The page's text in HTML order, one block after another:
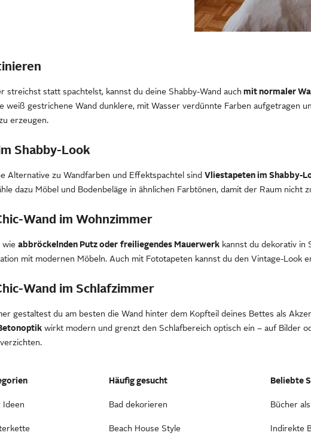
streichst statt spachtelst, kannst du deine Shabby-Wand auch mit normaler
weiß gestrichene Wand dunklere, mit Wasser verdünnte Farben aufgetragen
erzeugen.
Shabby-Look
Alternative zu Wandfarben und Effektspachtel sindVliestapeten im Shabby-
dazu Möbel und Bodenbeläge in ähnlichen Farbtönen, damit der Raum nicht
Wand im Wohnzimmer
wieabbröckelnden Putz oder freiliegendes Mauerwerk kannst du dekorativ in
mit modernen Möbeln. Auch mit Fototapeten kannst du den Vintage-Look
Wand im Schlafzimmer
gestaltest du am besten die Wand hinter dem Kopfteil deines Bettes als
wirkt modern und grenzt den Schlafbereich optisch ein – auf Bilder
Ideen
Häufig gesucht
Bad dekorieren
Beach House Style
Beliebte
Bücher
Indirekte